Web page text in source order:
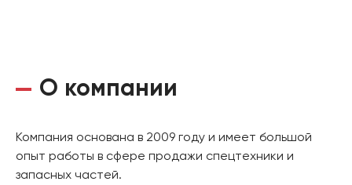
О компании
Компания основана в 2009 году и имеет большой
опыт работы в сфере продажи спецтехники и
запасных частей.